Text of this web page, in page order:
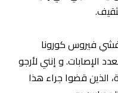
فيروس كورونا
الإصابات. و إنني لأرجو
الذين قضوا جراء هذا